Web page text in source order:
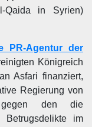
Qaida in Syrien)
PR-Agentur der
Königreich
Asfari finanziert,
Regierung von
den die
Betrugsdelikte im